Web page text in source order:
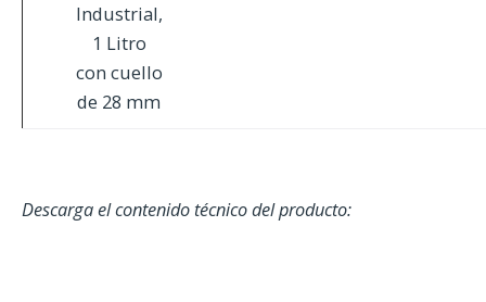
Industrial,
1 Litro
con cuello
de 28 mm
Descarga el contenido técnico del producto: